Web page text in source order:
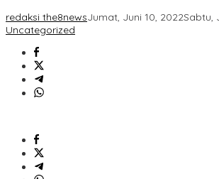
redaksi the8newsJumat, Juni 10, 2022Sabtu,
Uncategorized